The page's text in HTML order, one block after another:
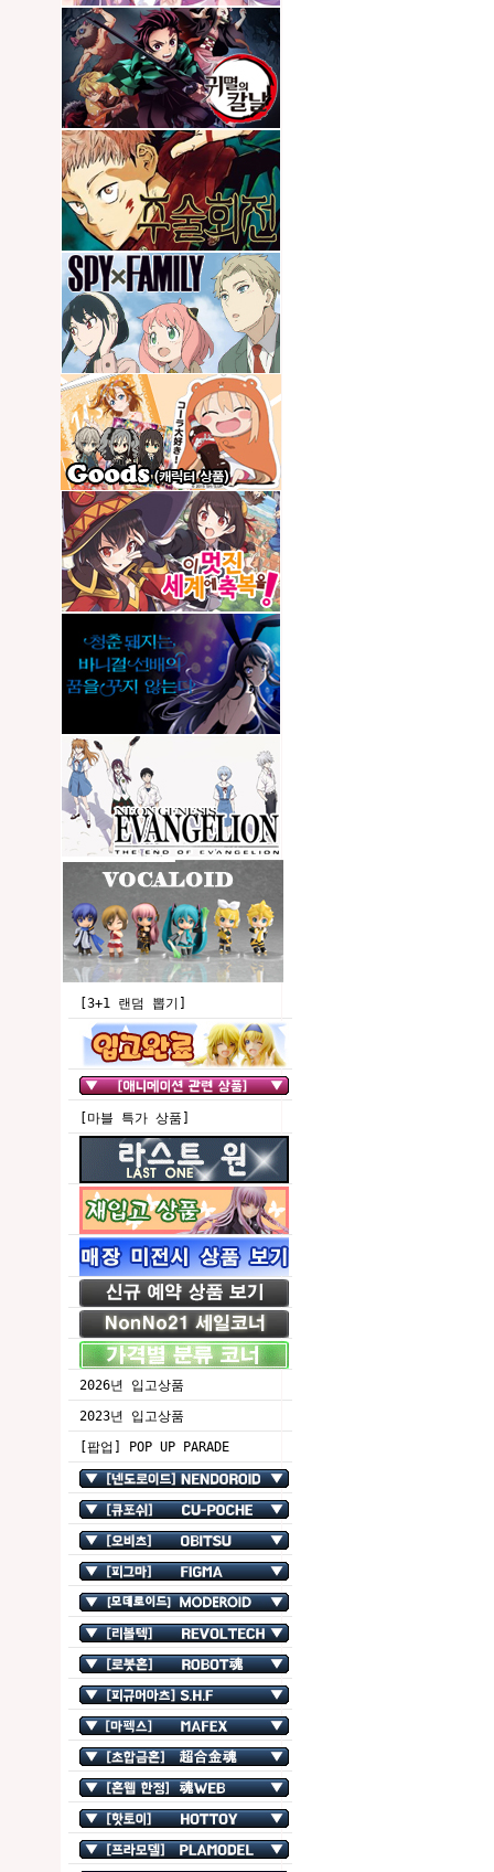
[3+1 랜덤 뽑기]
[마블 특가 상품]
2026년 입고상품
2023년 입고상품
[팝업] POP UP PARADE